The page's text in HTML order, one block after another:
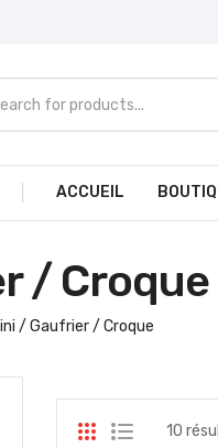
ACCUEIL
/ Croque
/ Gaufrier / Croque
10